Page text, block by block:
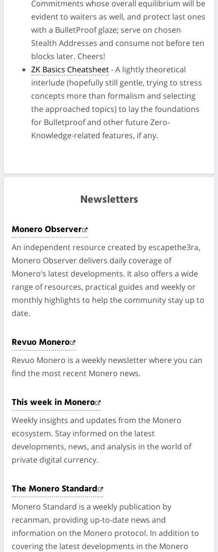
Commitments whose overall equilibrium will be
evident to waiters as well, and protect last ones
with a BulletProof glaze; serve on chosen
Stealth Addresses and consume not before ten
blocks later. Cheers!
ZK Basics Cheatsheet- A lightly theoretical
interlude (hopefully still gentle, trying to stress
concepts more than formalism and selecting
the approached topics) to lay the foundations
for Bulletproof and other future Zero-
Knowledge-related features, if any.
Newsletters
Monero Observer
An independent resource created by escapethe3ra,
Monero Observer delivers daily coverage of
Monero’s latest developments. It also offers a wide
range of resources, practical guides and weekly or
monthly highlights to help the community stay up to
date.
Revuo Monero
Revuo Monero is a weekly newsletter where you can
find the most recent Monero news.
This week in Monero
Weekly insights and updates from the Monero
ecosystem. Stay informed on the latest
developments, news, and analysis in the world of
private digital currency.
The Monero Standard
Monero Standard is a weekly publication by
recanman, providing up-to-date news and
information on the Monero protocol. In addition to
covering the latest developments in the Monero